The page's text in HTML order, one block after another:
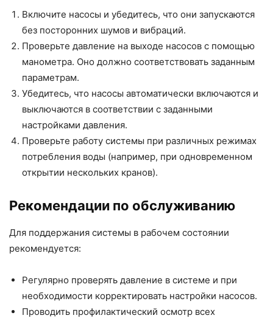
Включите насосы и убедитесь, что они запускаются
без посторонних шумов и вибраций.
Проверьте давление на выходе насосов с помощью
манометра. Оно должно соответствовать заданным
параметрам.
Убедитесь, что насосы автоматически включаются и
выключаются в соответствии с заданными
настройками давления.
Проверьте работу системы при различных режимах
потребления воды (например, при одновременном
открытии нескольких кранов).
Рекомендации по обслуживанию
Для поддержания системы в рабочем состоянии
рекомендуется:
Регулярно проверять давление в системе и при
необходимости корректировать настройки насосов.
Проводить профилактический осмотр всех